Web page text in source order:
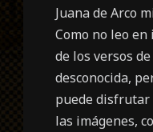
Juana de Arco
Como no leo
de los versos
desconocida,
puede disfrutar
las imágenes,